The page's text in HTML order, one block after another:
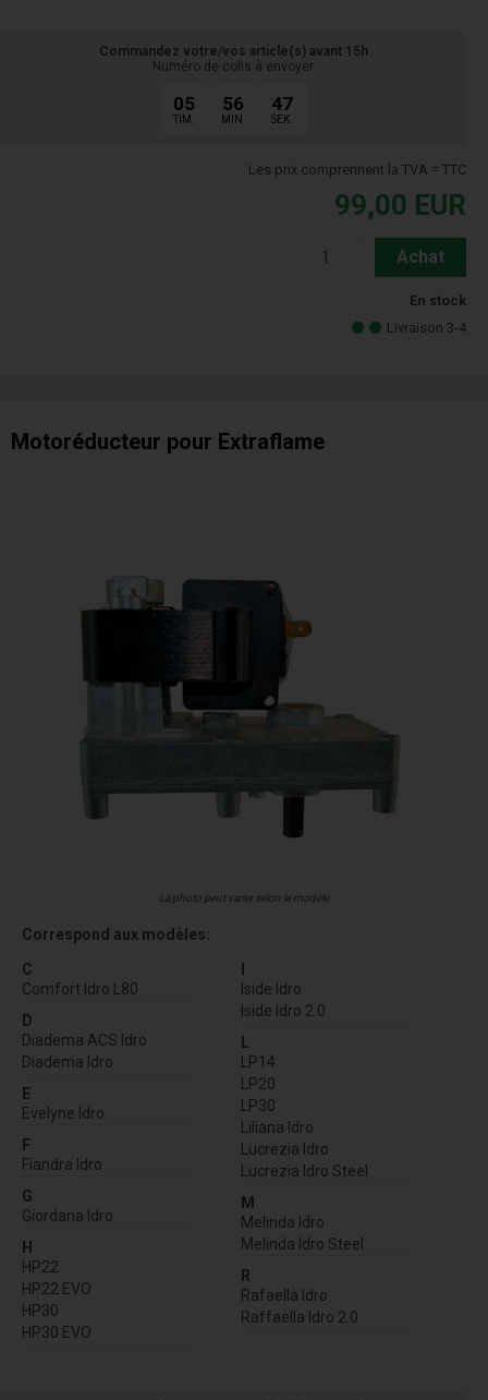
Commandez votre/vos article(s) avant 15h
Numéro de colis à envoyer
05
TIM.
56
MIN.
46
SEK.
Les prix comprennent la TVA = TTC
99,00 EUR
Achat
En stock
Livraison 3-4
Motoréducteur pour Extraflame
La photo peut varier selon le modèle
Correspond aux modèles:
C
Comfort Idro L80
D
Diadema ACS Idro
Diadema Idro
E
Evelyne Idro
F
Fiandra Idro
G
Giordana Idro
H
HP22
HP22 EVO
HP30
HP30 EVO
I
Iside Idro
Iside Idro 2.0
L
LP14
LP20
LP30
Liliana Idro
Lucrezia Idro
Lucrezia Idro Steel
M
Melinda Idro
Melinda Idro Steel
R
Rafaella Idro
Raffaella Idro 2.0